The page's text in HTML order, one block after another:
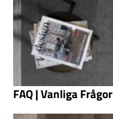
FAQ | Vanliga Frågor